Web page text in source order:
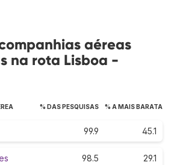
aéreas
na rota Lisboa -
% DAS PESQUISAS % A MAIS BARATA
99.9 45.1
98.5 29.1